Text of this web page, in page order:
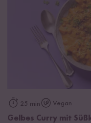
25 min Vegan
Gelbes Curry mit